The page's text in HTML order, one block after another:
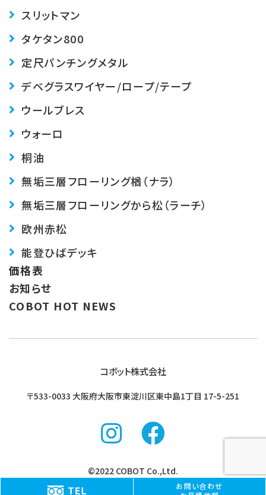
お問い合わせ
スリットマン
タケタン800
定尺パンチングメタル
デベグラスワイヤー/ロープ/テープ
ウールブレス
ウォーロ
桐油
無垢三層フローリング楢（ナラ）
無垢三層フローリングから松（ラーチ）
欧州赤松
能登ひばデッキ
価格表
お知らせ
COBOT HOT NEWS
コボット株式会社
〒533-0033 大阪府大阪市東淀川区東中島1丁目 17-5-251
©2022 COBOT Co.,Ltd.